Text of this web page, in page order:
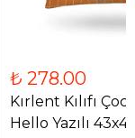
₺ 278.00
Kırlent Kılıfı
Hello Yazılı